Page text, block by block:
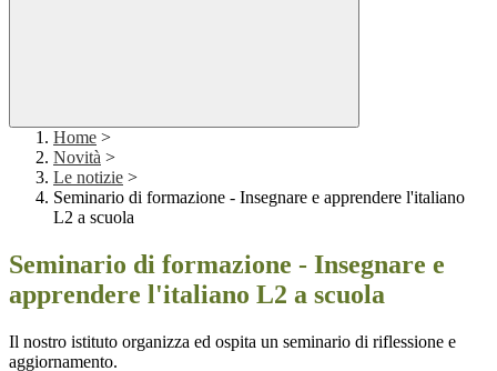
Home >
Novità >
Le notizie >
Seminario di formazione - Insegnare e apprendere l'italiano
L2 a scuola
Seminario di formazione - Insegnare e
apprendere l'italiano L2 a scuola
Il nostro istituto organizza ed ospita un seminario di riflessione e
aggiornamento.